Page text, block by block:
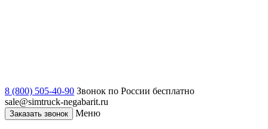
8 (800) 505-40-90 Звонок по России бесплатно
sale@simtruck-negabarit.ru
Заказать звонок Меню